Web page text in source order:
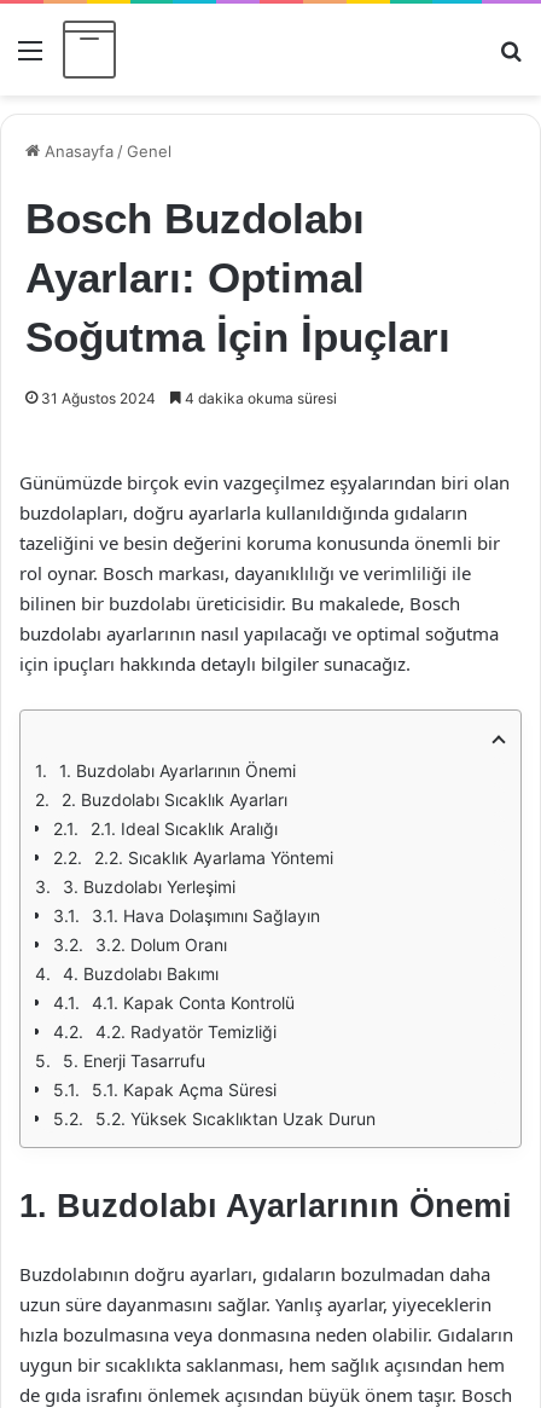
Menü
Anasayfa /Genel
Bosch Buzdolabı
Ayarları: Optimal
Soğutma İçin İpuçları
31 Ağustos 2024 4 dakika okuma süresi
Günümüzde birçok evin vazgeçilmez eşyalarından biri olan
buzdolapları, doğru ayarlarla kullanıldığında gıdaların
tazeliğini ve besin değerini koruma konusunda önemli bir
rol oynar. Bosch markası, dayanıklılığı ve verimliliği ile
bilinen bir buzdolabı üreticisidir. Bu makalede, Bosch
buzdolabı ayarlarının nasıl yapılacağı ve optimal soğutma
için ipuçları hakkında detaylı bilgiler sunacağız.
1. Buzdolabı Ayarlarının Önemi
2. Buzdolabı Sıcaklık Ayarları
2.1. Ideal Sıcaklık Aralığı
2.2. Sıcaklık Ayarlama Yöntemi
3. Buzdolabı Yerleşimi
3.1. Hava Dolaşımını Sağlayın
3.2. Dolum Oranı
4. Buzdolabı Bakımı
4.1. Kapak Conta Kontrolü
4.2. Radyatör Temizliği
5. Enerji Tasarrufu
5.1. Kapak Açma Süresi
5.2. Yüksek Sıcaklıktan Uzak Durun
1. Buzdolabı Ayarlarının Önemi
Buzdolabının doğru ayarları, gıdaların bozulmadan daha
uzun süre dayanmasını sağlar. Yanlış ayarlar, yiyeceklerin
hızla bozulmasına veya donmasına neden olabilir. Gıdaların
uygun bir sıcaklıkta saklanması, hem sağlık açısından hem
de gıda israfını önlemek açısından büyük önem taşır. Bosch